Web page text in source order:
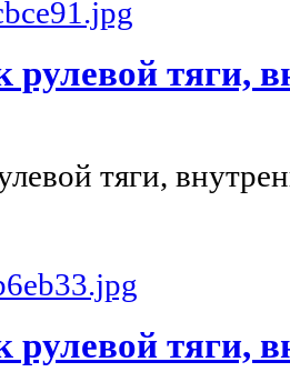
рулевой тяги,
тяги,
рулевой тяги,